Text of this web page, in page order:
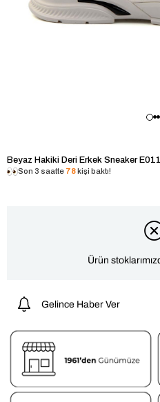
Beyaz Hakiki Deri Erkek Sneaker
Son 3 saatte 78kişi baktı!
Ürün
Gelince Haber Ver